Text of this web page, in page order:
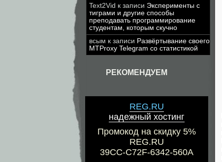
Text2Vid к записи Эксперименты с
тиграми и другие способы
преподавать программирование
студентам, которым скучно
всым к записи Развёртывание своего
MTProxy Telegram со статистикой
РЕКОМЕНДУЕМ
REG.RU
надежный хостинг
Промокод на скидку 5%
REG.RU
39CC-C72F-6342-560A